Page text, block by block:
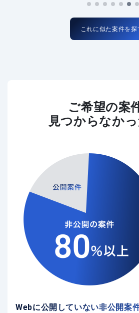
これに似た案件を探
ご希望の案
見つからなか
Webに公開していない非公開案